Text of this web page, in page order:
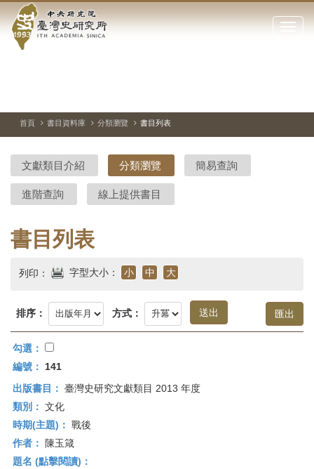
到中
央
院-
臺
灣
史
研
究
首
頁
點
閉
站
停、
圖
圖
結
首頁 書目資料庫 分類瀏覽 書目列表
文獻類目介紹 分類瀏覽 簡易查詢
進階查詢 線上提供書目
書目列表
列印： 字型大小： 小 中 大
排序： 方式：
勾選：
編號：
141
出版書目： 臺灣史研究文獻類目 2013 年度
類別： 文化
時期(主題)： 戰後
作者：
陳玉箴
題名 (點擊閱讀)：